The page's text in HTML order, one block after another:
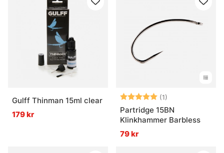
Gulff Thinman 15ml clear
179 kr
Betyg: (1)
Partridge 15BN
Klinkhammer Barbless
79 kr